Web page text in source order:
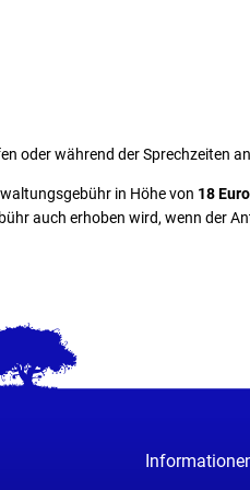
oder während der Sprechzeiten
in Höhe von 18 Euro
auch erhoben wird, wenn der